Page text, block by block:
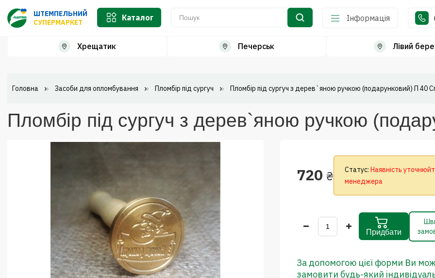
ШТЕМПЕЛЬНИЙ
СУПЕРМАРКЕТ
Каталог Інформація
Хрещатик Печерськ Лівий
Головна Засоби для опломбування Пломбір під сургуч Пломбір під сургуч з дерев`яною ручкою (подарунковий) П 40
Пломбір під сургуч з дерев`яною ручкою
720 ₴ Статус: Наявність
менеджера
Придбати
За допомогою цієї форми Ви
замовити будь-який